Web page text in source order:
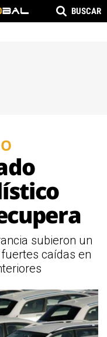
BUSCAR
subieron un
caídas en